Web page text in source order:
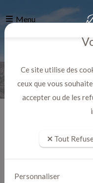
Menu
Ce site utilise des
ceux que vous
accepter ou de les
Tout
Personnaliser